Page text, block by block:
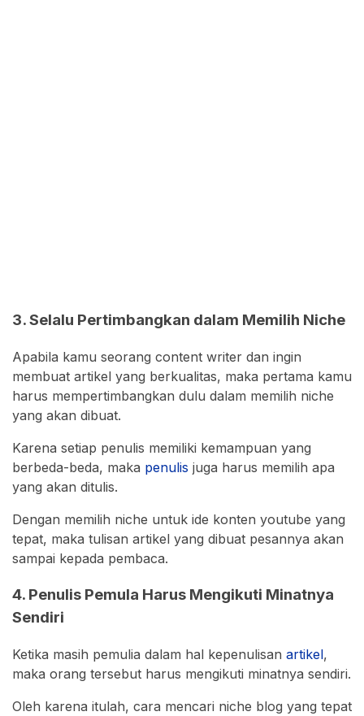
3. Selalu Pertimbangkan dalam Memilih Niche
Apabila kamu seorang content writer dan ingin
membuat artikel yang berkualitas, maka pertama kamu
harus mempertimbangkan dulu dalam memilih niche
yang akan dibuat.
Karena setiap penulis memiliki kemampuan yang
berbeda-beda, maka penulis juga harus memilih apa
yang akan ditulis.
Dengan memilih niche untuk ide konten youtube yang
tepat, maka tulisan artikel yang dibuat pesannya akan
sampai kepada pembaca.
4. Penulis Pemula Harus Mengikuti Minatnya
Sendiri
Ketika masih pemulia dalam hal kepenulisan artikel,
maka orang tersebut harus mengikuti minatnya sendiri.
Oleh karena itulah, cara mencari niche blog yang tepat